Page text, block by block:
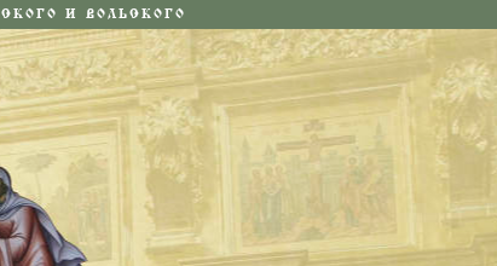
И ВОЛЬСКОГО